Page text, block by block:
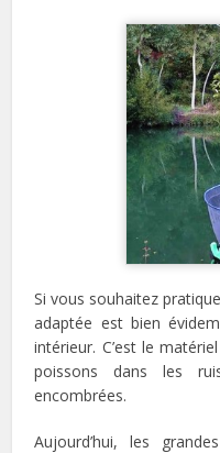
Si vous souhaitez
adaptée est bien
intérieur. C’est le
poissons dans les
encombrées.
Aujourd’hui, les